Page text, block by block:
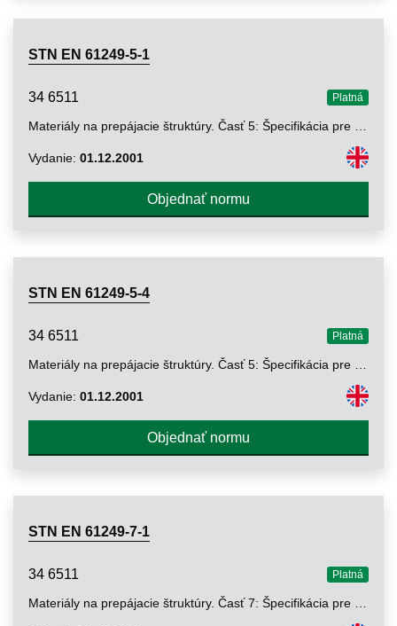
STN EN 61249-5-1
34 6511 Platná
Vydanie: 01.12.2001
Objednať normu
STN EN 61249-5-4
34 6511 Platná
Vydanie: 01.12.2001
Objednať normu
STN EN 61249-7-1
34 6511 Platná